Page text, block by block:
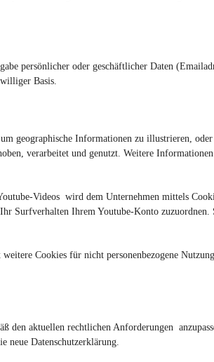
persönlicher oder geschäftlicher Daten
Basis.
geographische Informationen zu illustrieren,
verarbeitet und genutzt. Weitere
Videos wird dem Unternehmen mittels
Surfverhalten Ihrem Youtube-Konto zuzuordnen.
Cookies für nicht personenbezogene
den aktuellen rechtlichen Anforderungen
neue Datenschutzerklärung.